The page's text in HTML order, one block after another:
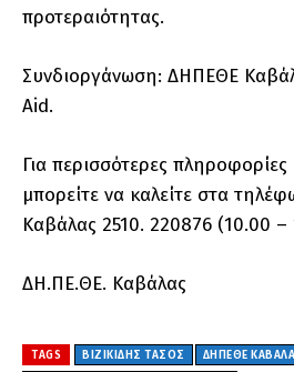
προτεραιότητας.
Συνδιοργάνωση: ΔΗΠΕΘΕ
Aid.
Για περισσότερες πληροφορίες
μπορείτε να καλείτε στα
Καβάλας 2510. 220876 (10.00 –
ΔΗ.ΠΕ.ΘΕ. Καβάλας
TAGS ΒΙΖΙΚΙΔΗΣ ΤΑΣΟΣ ΔΗΠΕΘΕ